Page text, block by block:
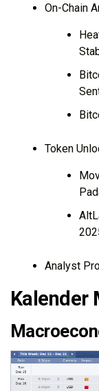
On-Chain
Token
Analyst
Kalender